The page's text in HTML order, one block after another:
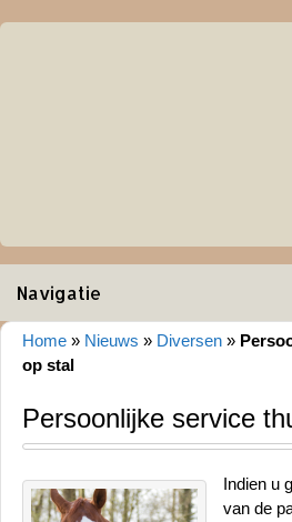
Navigatie
Home » Nieuws » Diversen »
op stal
Persoonlijke service
Indien u
van de